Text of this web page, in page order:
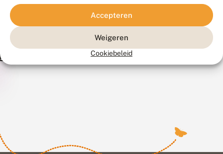
Accepteren
Weigeren
Cookiebeleid